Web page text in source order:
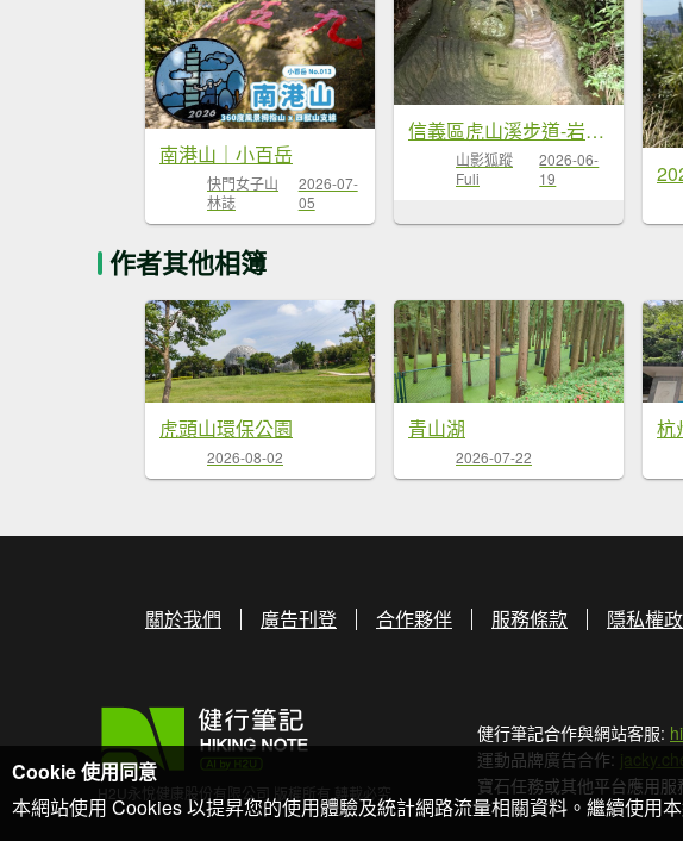
南港山｜小百岳
快門女子山
林誌
2026-07-
05
信義區虎山溪步道-岩刻佛像岩下路-四獸山步道-拇指山-南港山-九五峰-麗山橋口步道
山影狐蹤
Fuli
2026-06-
19
作者其他相簿
虎頭山環保公園
2026-08-02
青山湖
2026-07-22
杭
關於我們 廣告刊登 合作夥伴 服務條款 隱私權
H2U永悅健康股份有限公司 版權所有 轉載必究
健行筆記合作與網站客服:
運動品牌廣告合作:
寶石任務或其他平台應用服
Cookie 使用同意
本網站使用 Cookies 以提昇您的使用體驗及統計網路流量相關資料。繼續使